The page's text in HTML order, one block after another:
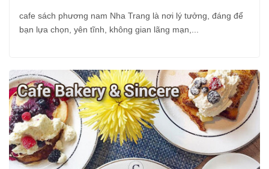
cafe sách phương nam Nha Trang là nơi lý tưởng, đáng để
bạn lựa chọn, yên tĩnh, không gian lãng mạn,...